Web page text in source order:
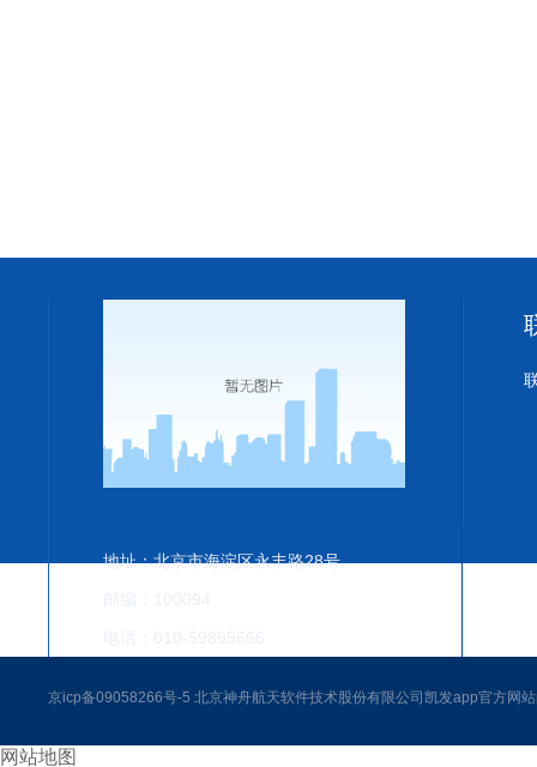
地址：北京市海淀区永丰路28号
京icp备09058266号-5 北京神舟航天软件技术股份有限公司凯发app官方网
网站地图